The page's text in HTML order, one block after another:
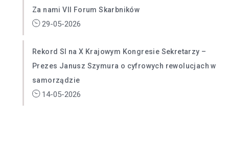
Za nami VII Forum Skarbników
29-05-2026
Rekord SI na X Krajowym Kongresie Sekretarzy –
Prezes Janusz Szymura o cyfrowych rewolucjach w
samorządzie
14-05-2026